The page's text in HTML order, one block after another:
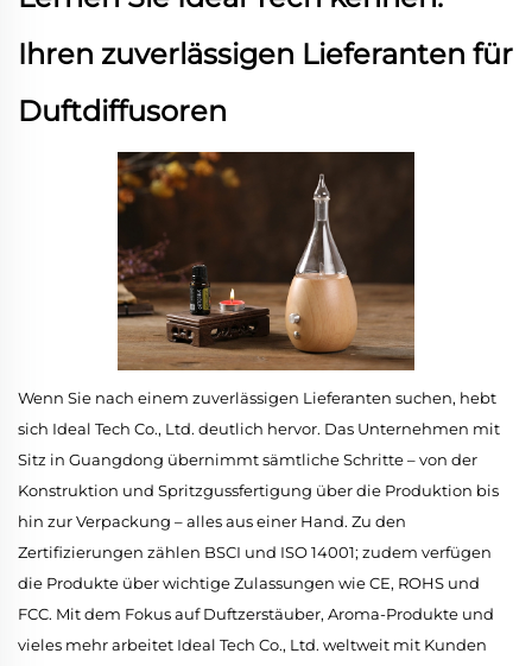
Ihren zuverlässigen Lieferanten für
Duftdiffusoren
Wenn Sie nach einem zuverlässigen Lieferanten suchen, hebt
sich Ideal Tech Co., Ltd. deutlich hervor. Das Unternehmen mit
Sitz in Guangdong übernimmt sämtliche Schritte – von der
Konstruktion und Spritzgussfertigung über die Produktion bis
hin zur Verpackung – alles aus einer Hand. Zu den
Zertifizierungen zählen BSCI und ISO 14001; zudem verfügen
die Produkte über wichtige Zulassungen wie CE, ROHS und
FCC. Mit dem Fokus auf Duftzerstäuber, Aroma-Produkte und
vieles mehr arbeitet Ideal Tech Co., Ltd. weltweit mit Kunden